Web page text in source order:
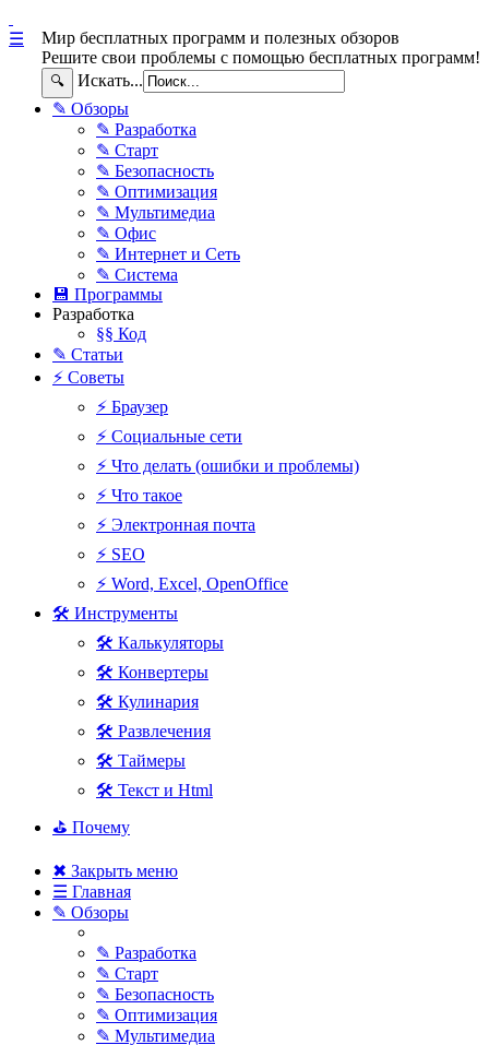
Мир бесплатных программ и полезных обзоров
Решите свои проблемы с помощью бесплатных программ!
🔍 Искать...
☰
✎ Обзоры
✎ Разработка
✎ Старт
✎ Безопасность
✎ Оптимизация
✎ Мультимедиа
✎ Офис
✎ Интернет и Сеть
✎ Система
💾 Программы
Разработка
§§ Код
✎ Статьи
⚡ Советы
⚡ Браузер
⚡ Социальные сети
⚡ Что делать (ошибки и проблемы)
⚡ Что такое
⚡ Электронная почта
⚡ SEO
⚡ Word, Excel, OpenOffice
🛠 Инструменты
🛠 Калькуляторы
🛠 Конвертеры
🛠 Кулинария
🛠 Развлечения
🛠 Таймеры
🛠 Текст и Html
⛳ Почему
✖ Закрыть меню
☰ Главная
✎ Обзоры
✎ Разработка
✎ Старт
✎ Безопасность
✎ Оптимизация
✎ Мультимедиа